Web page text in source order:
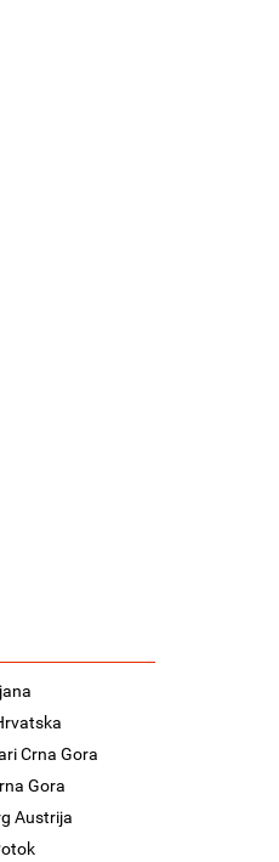
Crna Gora
Gora
Austrija